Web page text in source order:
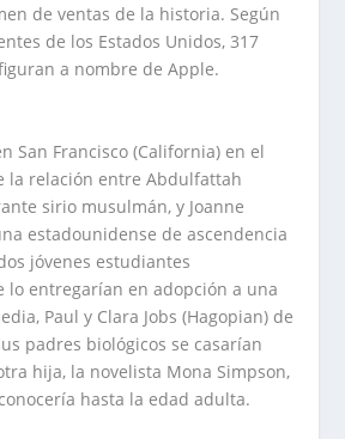
de ventas de la historia. Según
de los Estados Unidos, 317
a nombre de Apple.
San Francisco (California) en el
la relación entre Abdulfattah
sirio musulmán, y Joanne
estadounidense de ascendencia
jóvenes estudiantes
lo entregarían en adopción a una
Paul y Clara Jobs (Hagopian) de
padres biológicos se casarían
hija, la novelista Mona Simpson,
hasta la edad adulta.